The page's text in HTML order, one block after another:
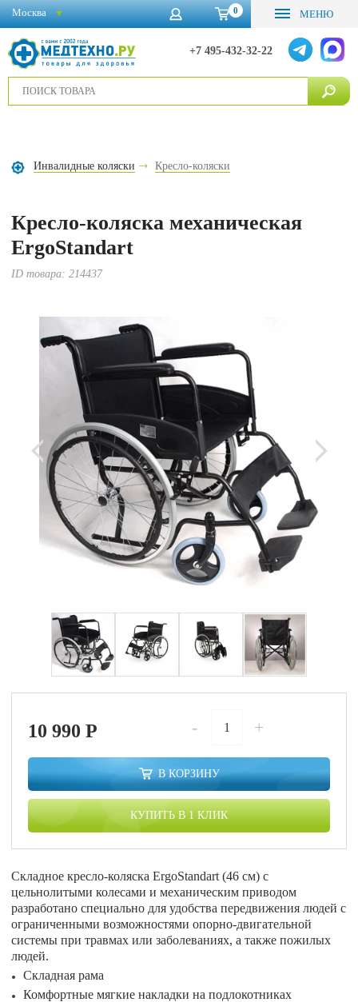
0 МЕНЮ
+7 495-432-32-22
Москва
Инвалидные коляски Кресло-коляски
Кресло-коляска механическая
ErgoStandart
ID товара:214437
10 990P - +
В КОРЗИНУ
КУПИТЬ В 1 КЛИК
Складное кресло-коляска ErgoStandart (46 см) с
цельнолитыми колесами и механическим приводом
разработано специально для удобства передвижения людей с
ограниченными возможностями опорно-двигательной
системы при травмах или заболеваниях, а также пожилых
людей.
Складная рама
Комфортные мягкие накладки на подлокотниках